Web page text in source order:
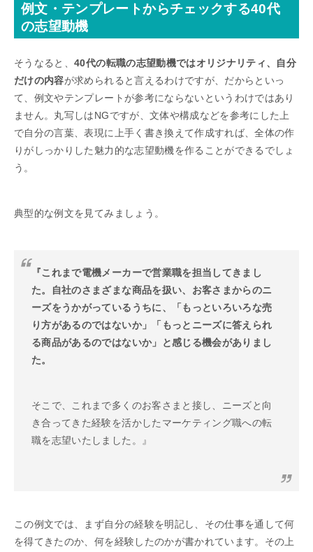
例文・テンプレートからチェックする40代
の志望動機
そうなると、40代の転職の志望動機ではオリジナリティ、自分
だけの内容が求められると言えるわけですが、だからといっ
て、例文やテンプレートが参考にならないというわけではあり
ません。丸写しはNGですが、文体や構成などを参考にした上
で自分の言葉、表現に上手く書き換えて作成すれば、全体の作
りがしっかりした魅力的な志望動機を作ることができるでしょ
う。
典型的な例文を見てみましょう。
『これまで電機メーカーで営業職を担当してきまし
た。自社のさまざまな商品を扱い、お客さまからのニ
ーズをうかがっているうちに、「もっといろいろな売
り方があるのではないか」「もっとニーズに答えられ
る商品があるのではないか」と感じる機会がありまし
た。
そこで、これまで多くのお客さまと接し、ニーズと向
き合ってきた経験を活かしたマーケティング職への転
職を志望いたしました。』
この例文では、まず自分の経験を明記し、その仕事を通して何
を得てきたのか、何を経験したのかが書かれています。その上